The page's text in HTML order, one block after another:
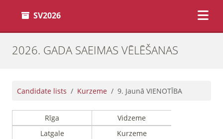
SV2026
2026. GADA SAEIMAS VĒLĒŠANAS
Candidate lists Kurzeme 9. Jaunā VIENOTĪBA
Rīga
Vidzeme
Latgale
Kurzeme